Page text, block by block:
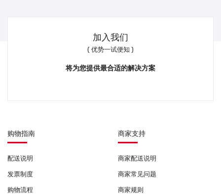
加入我们
( 优势一试便知 )
将为您提供最合适的解决方案
购物指南
配送说明
发票制度
购物流程
商家支持
商家配送说明
商家常见问题
商家规则